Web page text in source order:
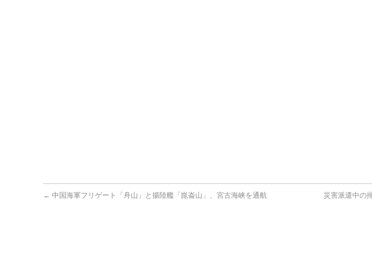
← 中国海軍フリゲート「舟山」と揚陸艦「崑崙山」、宮古海峡を通航
災害派遣中の